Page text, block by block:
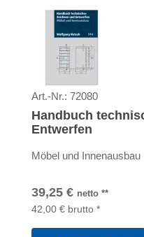
Art.-Nr.: 72080
Handbuch
Entwerfen
Möbel und Innenausbau
39,25 € netto **
42,00 € brutto *